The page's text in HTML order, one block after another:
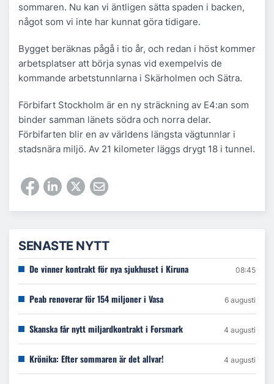
sommaren. Nu kan vi äntligen sätta spaden i backen,
något som vi inte har kunnat göra tidigare.
Bygget beräknas pågå i tio år, och redan i höst kommer
arbetsplatser att börja synas vid exempelvis de
kommande arbetstunnlarna i Skärholmen och Sätra.
Förbifart Stockholm är en ny sträckning av E4:an som
binder samman länets södra och norra delar.
Förbifarten blir en av världens längsta vägtunnlar i
stadsnära miljö. Av 21 kilometer läggs drygt 18 i tunnel.
SENASTE NYTT
De vinner kontrakt för nya sjukhuset i Kiruna 08:45
Peab renoverar för 154 miljoner i Vasa 6 augusti
Skanska får nytt miljardkontrakt i Forsmark 4 augusti
Krönika: Efter sommaren är det allvar! 4 augusti